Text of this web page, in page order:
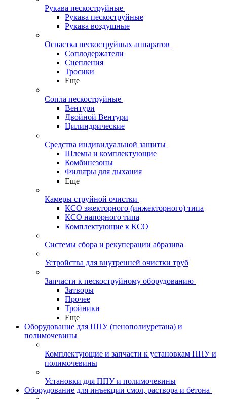
Рукава пескоструйные
Рукава пескоструйные
Рукава воздушные
Оснастка пескоструйных аппаратов
Соплодержатели
Сцепления
Тросики
Еще
Сопла пескоструйные
Вентури
Двойной Вентури
Цилиндрические
Средства индивидуальной защиты
Шлемы и комплектующие
Комбинезоны
Фильтры для дыхания
Еще
Камеры струйной очистки
КСО эжекторного (инжекторного) типа
КСО напорного типа
Комплектующие к КСО
Системы сбора и рекуперации абразива
Устройства для внутренней очистки труб
Запчасти к пескоструйному оборудованию
Затворы
Прочее
Тройники
Еще
Оборудование для ППУ (пенополиуретана) и
полимочевины
Комплектующие и запчасти к установкам ППУ и
полимочевины
Установки для ППУ и полимочевины
Оборудование для инъекции смол, раствора и бетона